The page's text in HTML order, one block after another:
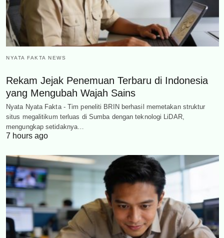
NYATA FAKTA NEWS
Rekam Jejak Penemuan Terbaru di Indonesia
yang Mengubah Wajah Sains
Nyata Nyata Fakta - Tim peneliti BRIN berhasil memetakan struktur
situs megalitikum terluas di Sumba dengan teknologi LiDAR,
mengungkap setidaknya…
7 hours ago